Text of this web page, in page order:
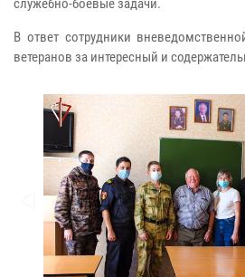
служебно-боевые задачи.
В ответ сотрудники
ветеранов за интересный и